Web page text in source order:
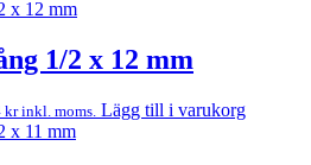
1/2 x 12 mm
krinkl. moms. Lägg till i varukorg